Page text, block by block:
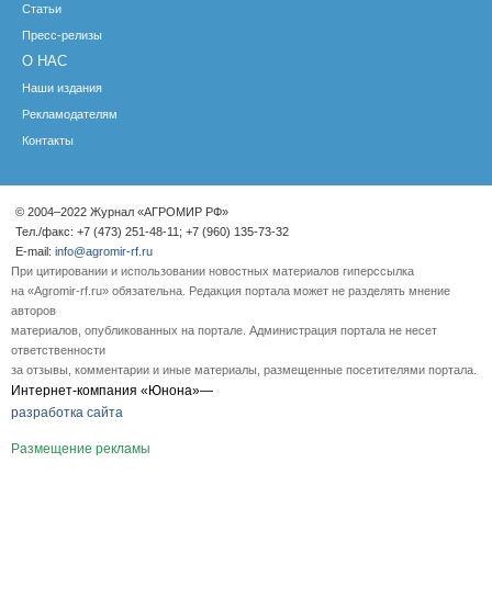
Статьи
Пресс-релизы
О НАС
Наши издания
Рекламодателям
Контакты
© 2004–2022 Журнал «АГРОМИР РФ»
Тел./факс: +7 (473) 251-48-11; +7 (960) 135-73-32
E-mail: info@agromir-rf.ru
При цитировании и использовании новостных материалов гиперссылка
на «Agromir-rf.ru» обязательна. Редакция портала может не разделять мнение
авторов
материалов, опубликованных на портале. Администрация портала не несет
ответственности
за отзывы, комментарии и иные материалы, размещенные посетителями портала.
Интернет-компания «Юнона»—
разработка сайта
Размещение рекламы